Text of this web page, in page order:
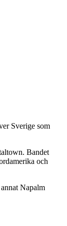
Sverige som
Bandet
och
Napalm